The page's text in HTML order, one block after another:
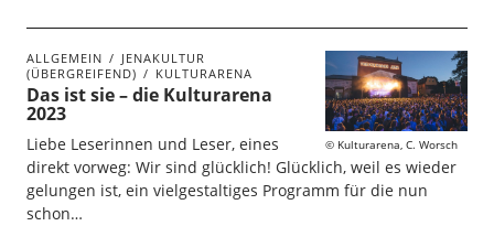
Kulturarena, C. Worsch
ALLGEMEIN
JENAKULTUR
(ÜBERGREIFEND)
KULTURARENA
Das ist sie – die Kulturarena
2023
Liebe Leserinnen und Leser, eines
direkt vorweg: Wir sind glücklich! Glücklich, weil es wieder
gelungen ist, ein vielgestaltiges Programm für die nun
schon…